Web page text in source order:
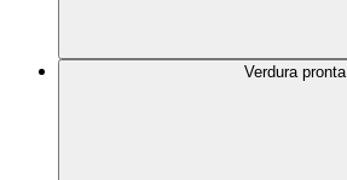
Verdura pronta